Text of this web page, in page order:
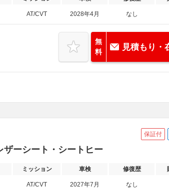
AT/CVT 2028年4月 なし
無
料
見積もり・
保証付
ザーシート・シートヒー
ミッション 車検 修復歴
AT/CVT 2027年7月 なし